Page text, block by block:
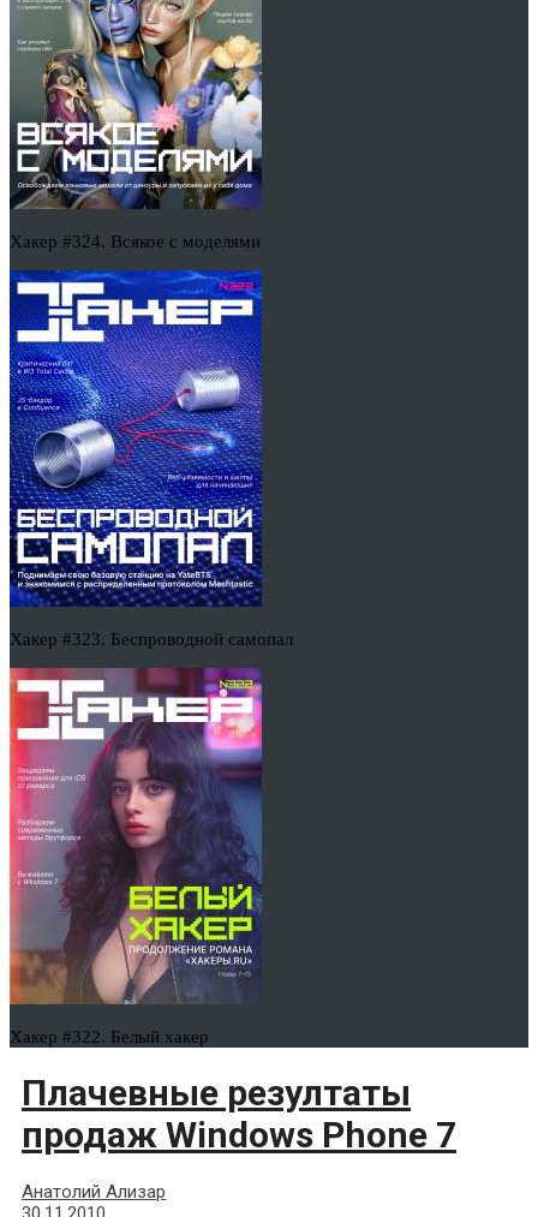
Хакер #324. Всякое с моделями
Хакер #323. Беспроводной самопал
Хакер #322. Белый хакер
Плачевные резултаты
продаж Windows Phone 7
Анатолий Ализар